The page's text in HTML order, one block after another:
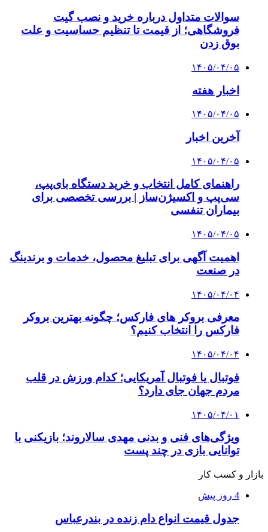
سوالات متداول درباره خرید و نصب گیت
فروشگاهی؛ از قیمت تا تنظیم حساسیت و علت
بوق زدن
۱۴۰۵/۰۴/۰۵
اخبار هفته
۱۴۰۵/۰۴/۰۵
آخرین اخبار
۱۴۰۵/۰۴/۰۵
راهنمای کامل انتخاب و خرید دستگاه بای‌پپ،
سی‌پپ و اکسیژن‌ساز | بررسی تخصصی برای
بیماران تنفسی
۱۴۰۵/۰۴/۰۵
اهمیت آگهی برای تبلیغ محصول، خدمات و برندینگ
در صنعت
۱۴۰۵/۰۴/۰۴
معرفی بروکر های فارکس؛ چگونه بهترین بروکر
فارکس را انتخاب کنیم؟
۱۴۰۵/۰۴/۰۴
فوتبال یا فوتبال آمریکایی؛ کدام ورزش در قلب
مردم جهان جای دارد؟
۱۴۰۵/۰۴/۰۱
ویژگی‌های فنی و بدنی مهدی سالاروند؛ بازیکنی با
توانایی بازی در چند پست
بازار و کسب کار
4 روز پیش
جدول قیمت انواع دام زنده در بندرعباس